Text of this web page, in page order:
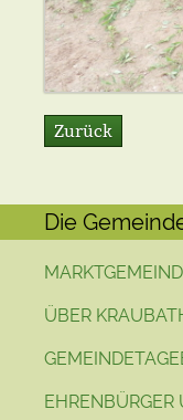
Zurück
Die
ÜBER
EHRENBÜRGER